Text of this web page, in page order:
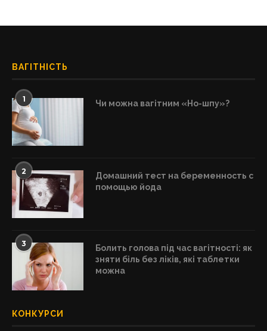
ВАГІТНІСТЬ
1 Чи можна вагітним «Но-шпу»?
2
Домашний тест на беременность с
помощью йода
3
Болить голова під час вагітності: як
зняти біль без ліків, які таблетки
можна
КОНКУРСИ